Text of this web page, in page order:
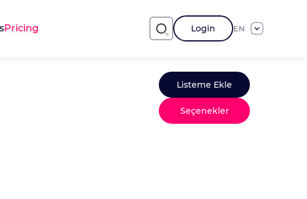
Pricing Login EN
Listeme Ekle
Seçenekler